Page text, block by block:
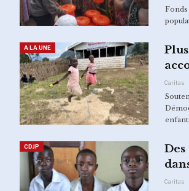
A LA UNE
Caritas
CDJP
Caritas